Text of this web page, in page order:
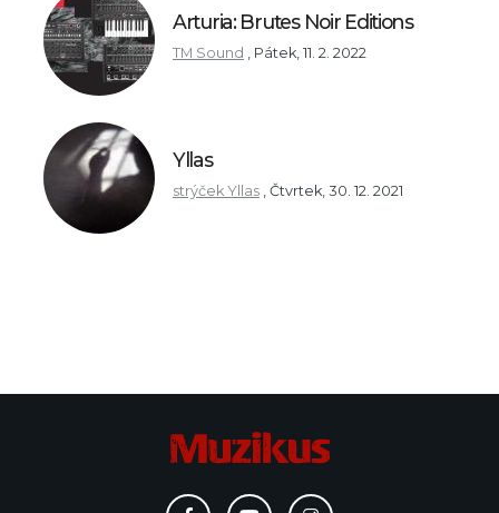
Arturia: Brutes Noir Editions
TM Sound Pátek, 11. 2. 2022
Yllas
strýček Yllas Čtvrtek, 30. 12. 2021